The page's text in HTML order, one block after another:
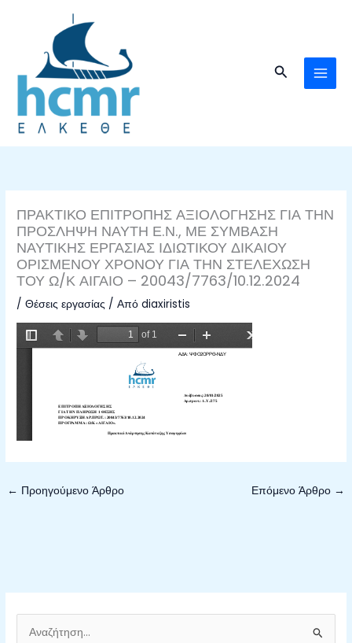
περιεχόμενο
Αναζήτηση
ΠΡΑΚΤΙΚΟ ΕΠΙΤΡΟΠΗΣ ΑΞΙΟΛΟΓΗΣΗΣ ΓΙΑ ΤΗΝ
ΠΡΟΣΛΗΨΗ ΝΑΥΤΗ Ε.Ν., ΜΕ ΣΥΜΒΑΣΗ
ΝΑΥΤΙΚΗΣ ΕΡΓΑΣΙΑΣ ΙΔΙΩΤΙΚΟΥ ΔΙΚΑΙΟΥ
ΟΡΙΣΜΕΝΟΥ ΧΡΟΝΟΥ ΓΙΑ ΤΗΝ ΣΤΕΛΕΧΩΣΗ
ΤΟΥ Ω/Κ ΑΙΓΑΙΟ – 20043/7763/10.12.2024
/Θέσεις εργασίας / Απόdiaxiristis
← Προηγούμενο Άρθρο Επόμενο Άρθρο →